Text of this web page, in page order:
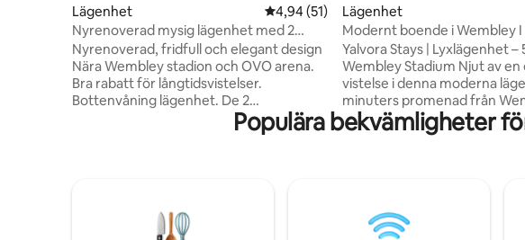
Lägenhet 4,94 av 5 i genomsnittligt betyg, 51
4,94 (51)
Nyrenoverad mysig lägenhet med 2
sängar i Wembley
Nyrenoverad, fridfull och elegant design
Nära Wembley stadion och OVO arena.
Bra rabatt för långtidsvistelser.
Bottenvåning lägenhet. De 2
enkelsängarna i Rm 2 kan slås samman till
designerbutiker. Jag är superflexibel för
Lägenhet
Modernt boende i Wembley
till stadion I 6 sovplatser
Yalvora Stays | Lyxlägenhet
Wembley Stadium Njut av en elegant
vistelse i denna moderna
minuters promenad från
Stadium. Perfekt för
och affärsresenärer – det
utrustat kök och allt som
Populära bekvämligheter